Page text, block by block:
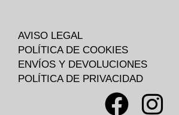
36
36M
37
BIRKENSTOCK
EDWARD.S
ST.GALLEN
AVISO LEGAL
POLÍTICA DE COOKIES
ENVÍOS Y DEVOLUCIONES
POLÍTICA DE PRIVACIDAD